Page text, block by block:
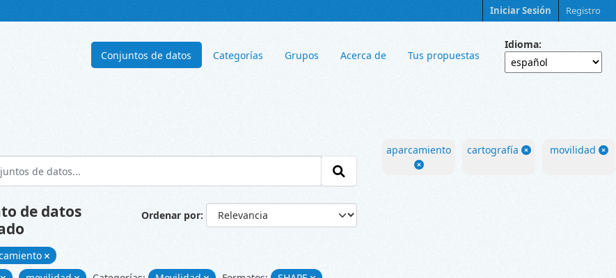
Iniciar Sesión Registro
Conjuntos de datos Categorías Grupos Acerca de Tus propuestas
Idioma
Ordenar por
de datos
aparcamiento cartografía movilidad